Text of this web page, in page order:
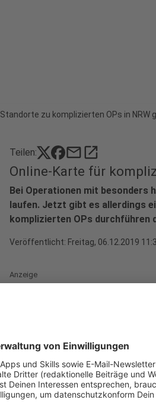
Standorte zu komplizierten OPs in NRW
Teilen: mailopen_in_new
Online-Karte für
Bei Operationen mit besonders
laufen. Jetzt gibt es allerdings
komplizierten OPs durchführen
Veröffentlicht: Freitag, 06.12.2019
Anzeige
Die Gesundheitskasse AOK hat
ganz Deutschland
insgesamt sieben Gebieten
Operationen in den jeweiligen